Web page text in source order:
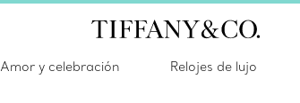
Amor y celebración Relojes de lujo